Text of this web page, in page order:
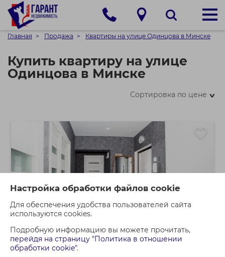
Настройка обработки файлов cookie
Для обеспечения удобства пользователей сайта
используются cookies.
Подробную информацию вы можете прочитать,
перейдя на страницу "Политика в отношении
обработки cookie".
Главная Продажа Квартиры на улице Одинцова в Минске
Купить квартиру на улице
Одинцова в Минске
Сортировка по цене>
2 - КОМНАТНАЯ КВАРТИРА 333 000 BYN
Светлая, уютная 2-хкомнатная квартира,